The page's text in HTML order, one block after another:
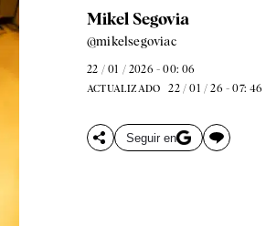
Mikel Segovia
@mikelsegoviac
22 / 01 / 2026 - 00: 06
ACTUALIZADO 22 / 01 / 26 - 07: 46
Seguir en